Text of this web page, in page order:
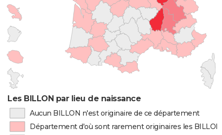
Les BILLON par lieu de naissance
Aucun BILLON n'est originaire de ce département
Département d'où sont rarement originaires les BILLON